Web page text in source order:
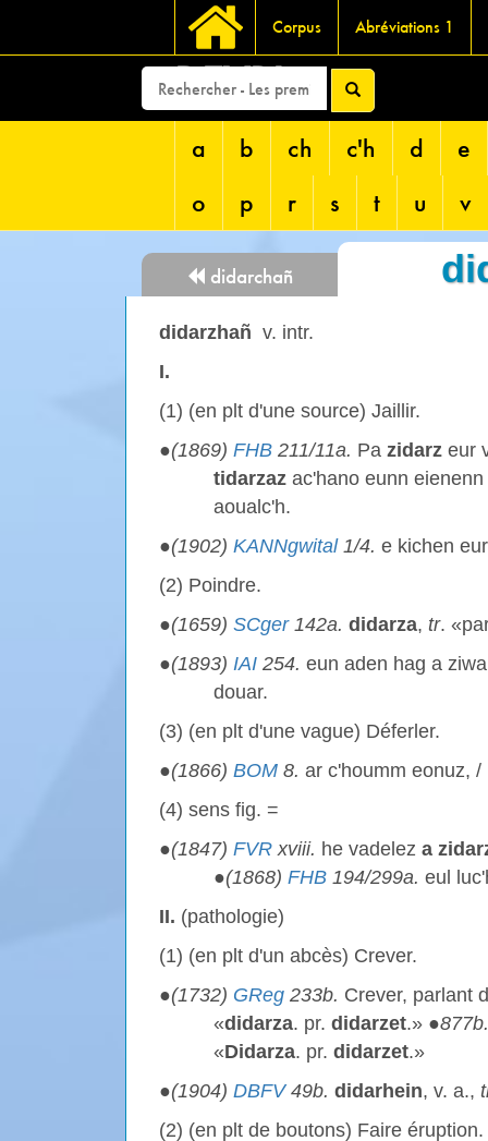
Corpus Abréviations 1
DEVRI
a b ch c'h d
e
o
p r s t u v
didarchañ
didarzhañ v. intr.
I.
(1) (en plt d'une source) Jaillir.
●(1869) FHB 211/11a. Pa zidarz eur
tidarzaz ac'hano eunn
aoualc'h.
●(1902) KANNgwital1/4. e kichen
(2) Poindre.
●(1659) SCger142a. didarza, tr.
●(1893) IAI 254. eun aden hag a
douar.
(3) (en plt d'une vague) Déferler.
●(1866) BOM 8. ar c'houmm eonuz,
(4) sens fig. =
●(1847) FVR xviii. he vadelez a
●(1868) FHB 194/299a. eul
II. (pathologie)
(1) (en plt d'un abcès) Crever.
●(1732) GReg 233b. Crever, parlant
«didarza. pr. didarzet.» ●877b.
«Didarza. pr. didarzet.»
●(1904) DBFV49b. didarhein, v. a.,
(2) (en plt de boutons) Faire éruption.